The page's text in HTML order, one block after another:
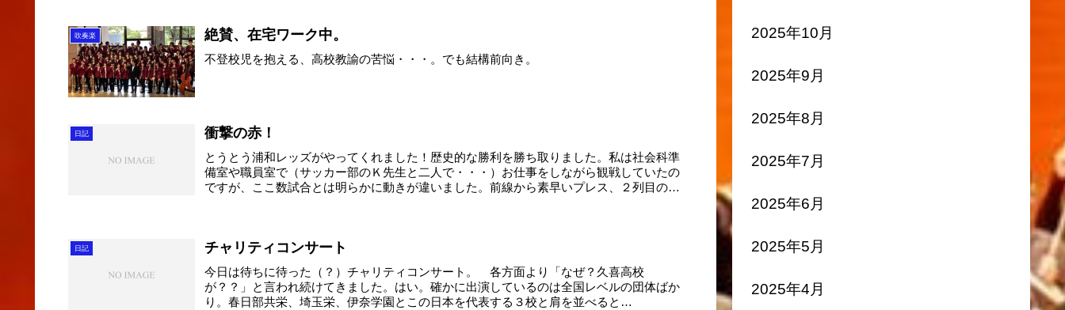
吹奏楽 絶賛、在宅ワーク中。
不登校児を抱える、高校教諭の苦悩・・・。でも結構前向き。
日記 衝撃の赤！
とうとう浦和レッズがやってくれました！歴史的な勝利を勝ち取りました。私は社会科準
備室や職員室で（サッカー部のＫ先生と二人で・・・）お仕事をしながら観戦していたの
ですが、ここ数試合とは明らかに動きが違いました。前線から素早いプレス、２列目の
日記 チャリティコンサート
今日は待ちに待った（？）チャリティコンサート。 各方面より「なぜ？久喜高校
が？？」と言われ続けてきました。はい。確かに出演しているのは全国レベルの団体ばか
り。春日部共栄、埼玉栄、伊奈学園とこの日本を代表する３校と肩を並べると
2025年10月
2025年9月
2025年8月
2025年7月
2025年6月
2025年5月
2025年4月